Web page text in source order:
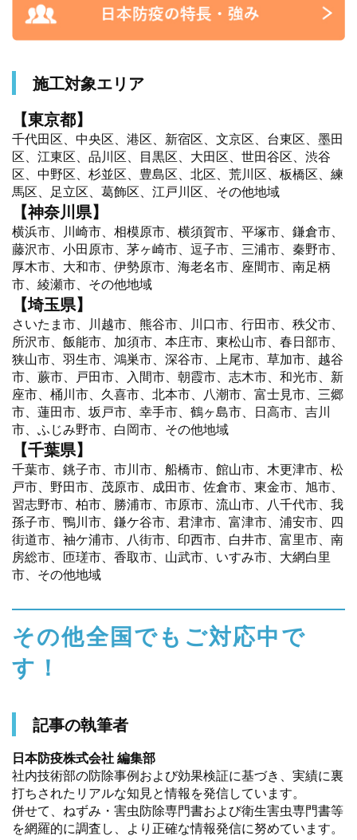
施工対象エリア
【東京都】
千代田区、中央区、港区、新宿区、文京区、台東区、墨田
区、江東区、品川区、目黒区、大田区、世田谷区、渋谷
区、中野区、杉並区、豊島区、北区、荒川区、板橋区、練
馬区、足立区、葛飾区、江戸川区、その他地域
【神奈川県】
横浜市、川崎市、相模原市、横須賀市、平塚市、鎌倉市、
藤沢市、小田原市、茅ヶ崎市、逗子市、三浦市、秦野市、
厚木市、大和市、伊勢原市、海老名市、座間市、南足柄
市、綾瀬市、その他地域
【埼玉県】
さいたま市、川越市、熊谷市、川口市、行田市、秩父市、
所沢市、飯能市、加須市、本庄市、東松山市、春日部市、
狭山市、羽生市、鴻巣市、深谷市、上尾市、草加市、越谷
市、蕨市、戸田市、入間市、朝霞市、志木市、和光市、新
座市、桶川市、久喜市、北本市、八潮市、富士見市、三郷
市、蓮田市、坂戸市、幸手市、鶴ヶ島市、日高市、吉川
市、ふじみ野市、白岡市、その他地域
【千葉県】
千葉市、銚子市、市川市、船橋市、館山市、木更津市、松
戸市、野田市、茂原市、成田市、佐倉市、東金市、旭市、
習志野市、柏市、勝浦市、市原市、流山市、八千代市、我
孫子市、鴨川市、鎌ケ谷市、君津市、富津市、浦安市、四
街道市、袖ケ浦市、八街市、印西市、白井市、富里市、南
房総市、匝瑳市、香取市、山武市、いすみ市、大網白里
市、その他地域
その他全国でもご対応中で
す！
記事の執筆者
日本防疫株式会社 編集部
社内技術部の防除事例および効果検証に基づき、実績に裏
打ちされたリアルな知見と情報を発信しています。
併せて、ねずみ・害虫防除専門書および衛生害虫専門書等
を網羅的に調査し、より正確な情報発信に努めています。